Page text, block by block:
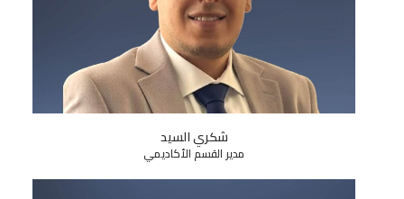
شكري السيد
مدير القسم الأكاديمي